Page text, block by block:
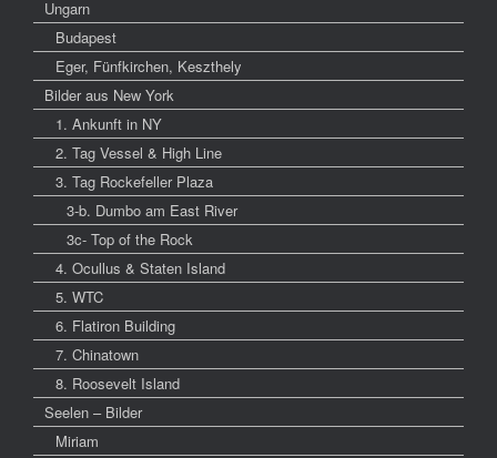
Ungarn
Budapest
Eger, Fünfkirchen, Keszthely
Bilder aus New York
1. Ankunft in NY
2. Tag Vessel & High Line
3. Tag Rockefeller Plaza
3-b. Dumbo am East River
3c- Top of the Rock
4. Ocullus & Staten Island
5. WTC
6. Flatiron Building
7. Chinatown
8. Roosevelt Island
Seelen – Bilder
Miriam